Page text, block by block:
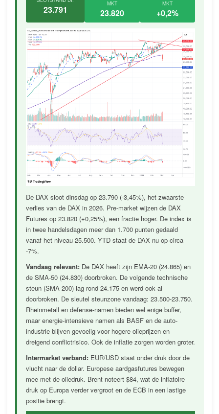
23.791
MKT
23.820
MKT
+0,2%
De DAX sloot dinsdag op 23.790 (-3,45%), het zwaarste
verlies van de DAX in 2026. Pre-market wijzen de DAX
Futures op 23.820 (+0,25%), een fractie hoger. De index is
in twee handelsdagen meer dan 1.700 punten gedaald
vanaf het niveau 25.500. YTD staat de DAX nu op circa
-7%.
Vandaag relevant: De DAX heeft zijn EMA-20 (24.865) en
de SMA-50 (24.830) doorbroken. De volgende technische
steun (SMA-200) lag rond 24.175 en werd ook al
doorbroken. De sleutel steunzone vandaag: 23.500-23.750.
Rheinmetall en defense-namen bieden wel enige buffer,
maar energie-intensieve namen als BASF en de auto-
industrie blijven gevoelig voor hogere olieprijzen en
dreigend conflictrisico. Ook de inflatie zorgen worden groter.
Intermarket verband: EUR/USD staat onder druk door de
vlucht naar de dollar. Europese aardgasfutures bewegen
mee met de oliedruk. Brent noteert $84, wat de inflatoire
druk op Europa verder vergroot en de ECB in een lastige
positie brengt.